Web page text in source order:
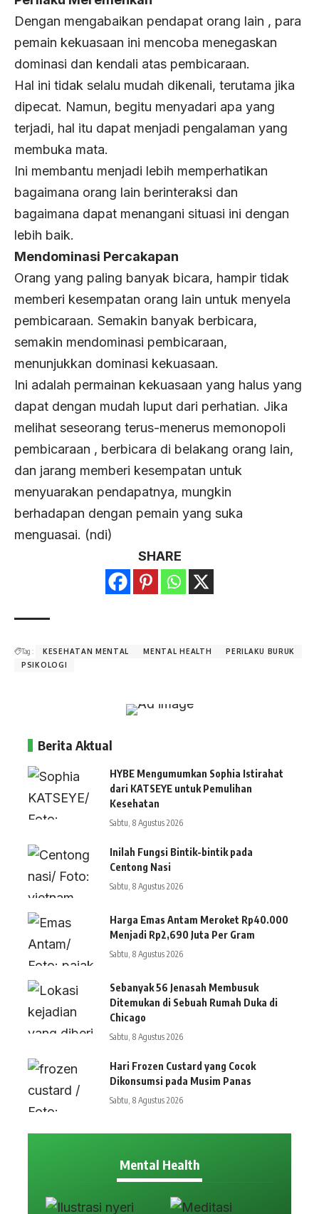
Dengan mengabaikan pendapat orang lain , para
pemain kekuasaan ini mencoba menegaskan
dominasi dan kendali atas pembicaraan.
Hal ini tidak selalu mudah dikenali, terutama jika
dipecat. Namun, begitu menyadari apa yang
terjadi, hal itu dapat menjadi pengalaman yang
membuka mata.
Ini membantu menjadi lebih memperhatikan
bagaimana orang lain berinteraksi dan
bagaimana dapat menangani situasi ini dengan
lebih baik.
Mendominasi Percakapan
Orang yang paling banyak bicara, hampir tidak
memberi kesempatan orang lain untuk menyela
pembicaraan. Semakin banyak berbicara,
semakin mendominasi pembicaraan,
menunjukkan dominasi kekuasaan.
Ini adalah permainan kekuasaan yang halus yang
dapat dengan mudah luput dari perhatian. Jika
melihat seseorang terus-menerus memonopoli
pembicaraan , berbicara di belakang orang lain,
dan jarang memberi kesempatan untuk
menyuarakan pendapatnya, mungkin
berhadapan dengan pemain yang suka
menguasai. (ndi)
SHARE
Tag : KESEHATAN MENTAL MENTAL HEALTH
PERILAKU BURUK
PSIKOLOGI
Berita Aktual
HYBE Mengumumkan Sophia Istirahat
dari KATSEYE untuk Pemulihan
Kesehatan
Sabtu, 8 Agustus 2026
Inilah Fungsi Bintik-bintik pada
Centong Nasi
Sabtu, 8 Agustus 2026
Harga Emas Antam Meroket Rp40.000
Menjadi Rp2,690 Juta Per Gram
Sabtu, 8 Agustus 2026
Sebanyak 56 Jenasah Membusuk
Ditemukan di Sebuah Rumah Duka di
Chicago
Sabtu, 8 Agustus 2026
Hari Frozen Custard yang Cocok
Dikonsumsi pada Musim Panas
Sabtu, 8 Agustus 2026
Mental Health